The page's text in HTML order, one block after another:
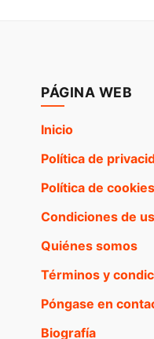
PÁGINA WEB
Inicio
Política de
Política de cookies
Condiciones de
Quiénes somos
Términos y
Póngase en
Biografía